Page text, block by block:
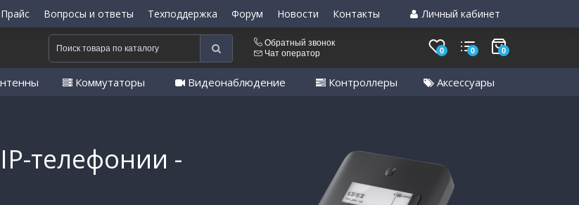
Прайс Вопросы и ответы Техподдержка Форум Новости Контакты Личный кабинет
Обратный звонок
Чат оператор
0 0 0
Коммутаторы Видеонаблюдение Контроллеры Аксессуары
телефонии -